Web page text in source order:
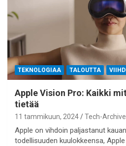
TEKNOLOGIAA TALOUTTA
Apple Vision Pro: Kaikki
tietää
11 tammikuun, 2024 Tech-Archive
Apple on vihdoin paljastanut
todellisuuden kuulokkeensa,